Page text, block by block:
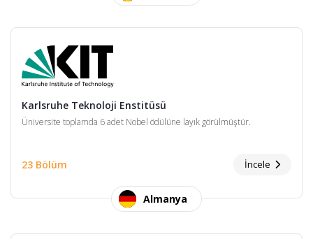
Karlsruhe Teknoloji Enstitüsü
Üniversite toplamda 6 adet Nobel ödülüne layık görülmüştür.
23 Bölüm İncele
Almanya